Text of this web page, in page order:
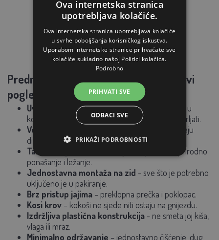
Prednosti MyCozyNest gnijezda na prvi
pogled:
Uvijek očistite jaja– ona se odmah otkotrljaju u
košaru za sakupljanje, gdje ih kokoš više neće prljati.
Vertikalna prečka
– sprječava kokoši da spavaju
direktno u gnijezdu.
Tamna i sigurna unutrašnjost
– podržava prirodno
ponašanje i ležanje.
Jednostavna montaža na zid - sve što je potrebno
uključeno je u pakiranje.
Brz pristup jajima – preklopna prečka i poklopac.
Kosi krov – kokoši ne sjede niti ostaju na gnijezdu.
Izdržljiva plastična konstrukcija - ne smeta joj kiša,
vlaga ili mraz.
Minimalno održavanje – jednostavno čišćenje, dug
Ova internetska stranica
upotrebljava kolačiće.
Ova internetska stranica upotrebljava kolačiće
u svrhe poboljšanja korisničkog iskustva.
Uporabom internetske stranice prihvaćate sve
kolačiće sukladno našoj Politici kolačića.
Podrobno
PRIHVATI SVE
ODBACI SVE
PRIKAŽI PODROBNOSTI